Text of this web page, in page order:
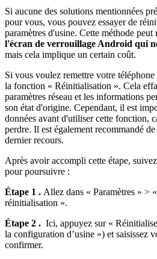
Si aucune des solutions mentionnées
pour vous, vous pouvez essayer de
paramètres d'usine. Cette méthode
l'écran de verrouillage Android qui
mais cela implique un certain coût.
Si vous voulez remettre votre
la fonction « Réinitialisation ». Cela
paramètres réseau et les informations
son état d'origine. Cependant, il est
données avant d'utiliser cette fonction,
perdre. Il est également recommandé
dernier recours.
Après avoir accompli cette étape,
pour poursuivre :
Étape 1 . Allez dans « Paramètres » >
réinitialisation ».
Étape 2 . Ici, appuyez sur «
la configuration d’usine ») et saisissez
confirmer.